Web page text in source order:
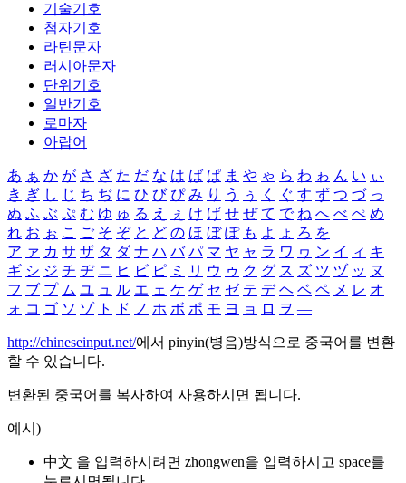
기술기호
첨자기호
라틴문자
러시아문자
단위기호
일반기호
로마자
아랍어
あ ぁ か が さ ざ た だ な は ば ぱ ま や ゃ ら わ ゎ ん い ぃ
き ぎ し じ ち ぢ に ひ び ぴ み り う ぅ く ぐ す ず つ づ っ
ぬ ふ ぶ ぷ む ゆ ゅ る え ぇ け げ せ ぜ て で ね へ べ ぺ め
れ お ぉ こ ご そ ぞ と ど の ほ ぼ ぽ も よ ょ ろ を
ア ァ カ サ ザ タ ダ ナ ハ バ パ マ ヤ ャ ラ ワ ヮ ン イ ィ キ
ギ シ ジ チ ヂ ニ ヒ ビ ピ ミ リ ウ ゥ ク グ ス ズ ツ ヅ ッ ヌ
フ ブ プ ム ユ ュ ル エ ェ ケ ゲ セ ゼ テ デ ヘ ベ ペ メ レ オ
ォ コ ゴ ソ ゾ ト ド ノ ホ ボ ポ モ ヨ ョ ロ ヲ ―
http://chineseinput.net/에서 pinyin(병음)방식으로 중국어를 변환
할 수 있습니다.
변환된 중국어를 복사하여 사용하시면 됩니다.
예시)
中文 을 입력하시려면 zhongwen을 입력하시고 space를